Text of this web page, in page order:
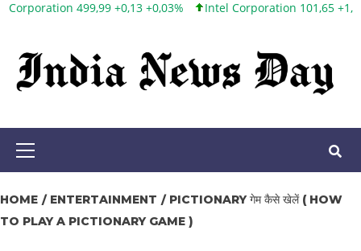
Skip
content
+0,13 +0,03% Intel Corporation 101,65 +1,84 +1,84% Twitter,
Primary
HOME ENTERTAINMENT
PICTIONARY गेम कैसे खेलें ( HOW
TO PLAY A PICTIONARY GAME )